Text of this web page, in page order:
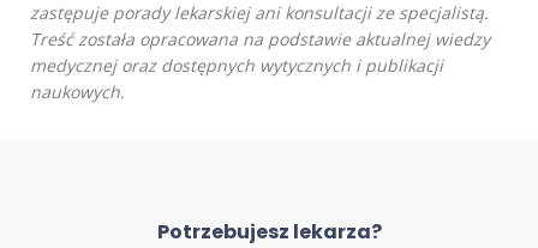
zastępuje porady lekarskiej ani konsultacji ze specjalistą.
Treść została opracowana na podstawie aktualnej wiedzy
medycznej oraz dostępnych wytycznych i publikacji
naukowych.
Potrzebujesz lekarza?